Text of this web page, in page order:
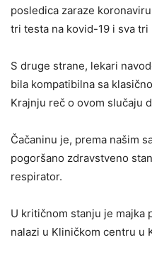
posledica zaraze
tri testa na kovid-19 i sva tri
S druge strane, lekari
bila kompatibilna sa
Krajnju reč o ovom slučaju
Čačaninu je, prema našim
pogoršano zdravstveno
respirator.
U kritičnom stanju je majka
nalazi u Kliničkom centru u